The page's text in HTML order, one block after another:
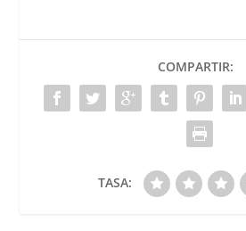
COMPARTIR:
TASA: